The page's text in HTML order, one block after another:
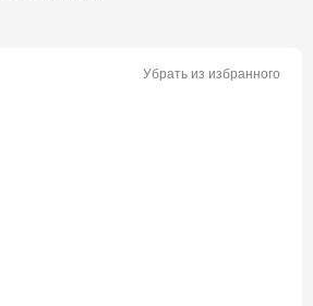
Убрать из избранного